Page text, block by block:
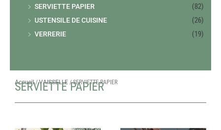
SERVIETTE PAPIER (82)
USTENSILE DE CUISINE (26)
VERRERIE (19)
Accueil/VAISSELLE / SERVIETTE PAPIER
SERVIETTE PAPIER